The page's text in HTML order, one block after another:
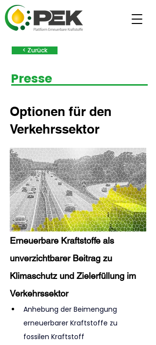
< Zurück
Presse
Optionen für den
Verkehrssektor
Erneuerbare Kraftstoffe als
unverzichtbarer Beitrag zu
Klimaschutz und Zielerfüllung im
Verkehrssektor
Anhebung der Beimengung
erneuerbarer Kraftstoffe zu
fossilen Kraftstoff